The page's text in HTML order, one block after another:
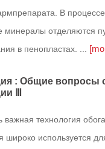
В
минералы отделяются
в пенопластах. ...
: Общие вопросы
Ⅲ
важная технология
широко используется